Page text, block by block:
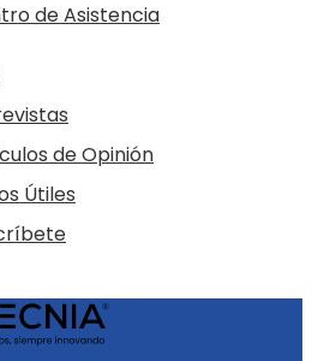
de Asistencia
de Opinión
Útiles